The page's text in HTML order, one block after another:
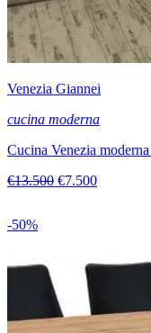
Venezia Giannei
cucina moderna
Cucina Venezia
€13.500 €7.500
-50%